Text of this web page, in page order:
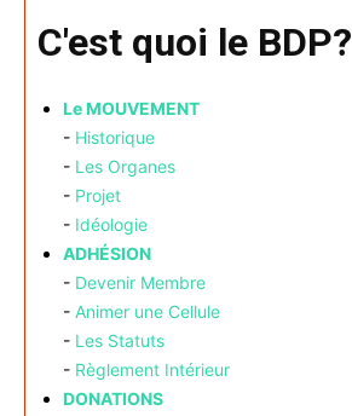
C'est quoi le BDP?
Le MOUVEMENT
- Historique
- Les Organes
- Projet
- Idéologie
ADHÉSION
- Devenir Membre
- Animer une Cellule
- Les Statuts
- Règlement Intérieur
DONATIONS